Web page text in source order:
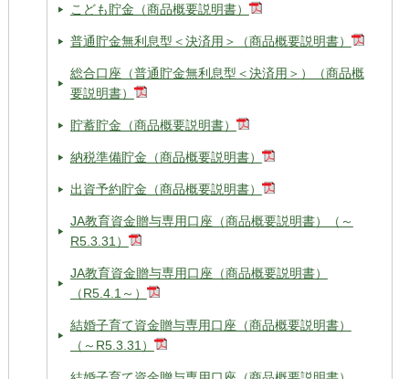
こども貯金（商品概要説明書）
普通貯金無利息型＜決済用＞（商品概要説明書）
総合口座（普通貯金無利息型＜決済用＞）（商品概
要説明書）
貯蓄貯金（商品概要説明書）
納税準備貯金（商品概要説明書）
出資予約貯金（商品概要説明書）
JA教育資金贈与専用口座（商品概要説明書）（～
R5.3.31）
JA教育資金贈与専用口座（商品概要説明書）
（R5.4.1～）
結婚子育て資金贈与専用口座（商品概要説明書）
（～R5.3.31）